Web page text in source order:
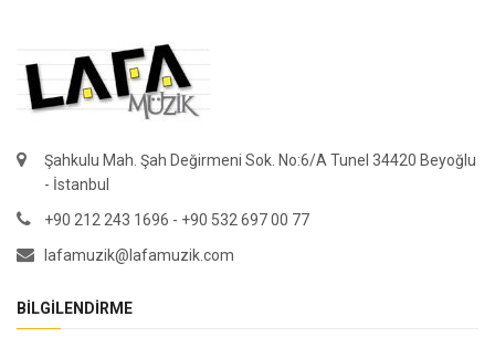
Şahkulu Mah. Şah Değirmeni Sok. No:6/A Tunel 34420 Beyoğlu
- İstanbul
+90 212 243 1696 - +90 532 697 00 77
lafamuzik@lafamuzik.com
BILGILENDIRME